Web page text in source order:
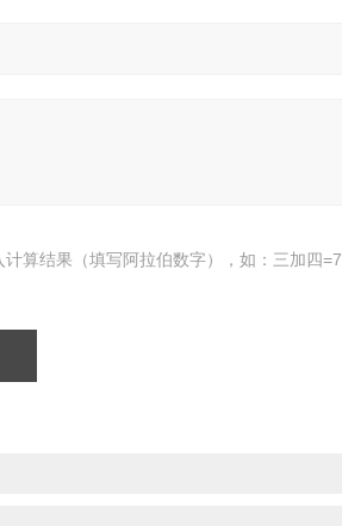
计算结果（填写阿拉伯数字），如：三加四=7